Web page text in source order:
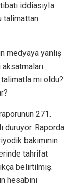
iddiasıyla
talimattan
medyaya yanlış
mı oldu?
271.
duruyor. Raporda
bakımının
tahrifat
belirtilmiş.
hesabını